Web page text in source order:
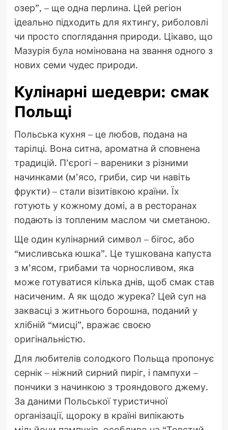
озер”, – ще одна перлина. Цей регіон
ідеально підходить для яхтингу, риболовлі
чи просто споглядання природи. Цікаво, що
Мазурія була номінована на звання одного з
нових семи чудес природи.
Кулінарні шедеври: смак
Польщі
Польська кухня – це любов, подана на
тарілці. Вона ситна, ароматна й сповнена
традицій. П’єрогі – вареники з різними
начинками (м’ясо, гриби, сир чи навіть
фрукти) – стали візитівкою країни. Їх
готують у кожному домі, а в ресторанах
подають із топленим маслом чи сметаною.
Ще один кулінарний символ – бігос, або
“мисливська юшка”. Це тушкована капуста
з м’ясом, грибами та чорносливом, яка
може готуватися кілька днів, щоб смак став
насиченим. А як щодо журека? Цей суп на
заквасці з житнього борошна, поданий у
хлібній “мисці”, вражає своєю
оригінальністю.
Для любителів солодкого Польща пропонує
сернік – ніжний сирний пиріг, і пампухи –
пончики з начинкою з трояндового джему.
За даними Польської туристичної
організації, щороку в країні випікають